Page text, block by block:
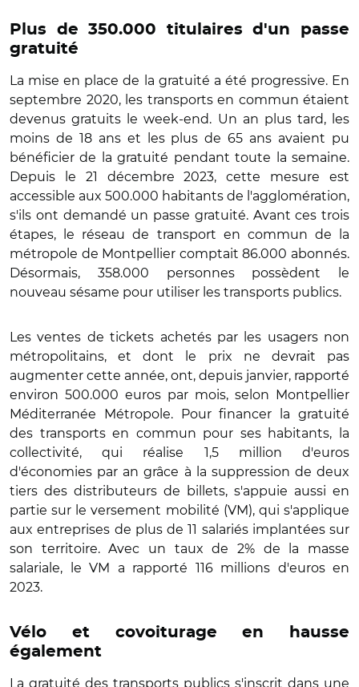
Plus de 350.000 titulaires d'un passe
gratuité
La mise en place de la gratuité a été progressive. En
septembre 2020, les transports en commun étaient
devenus gratuits le week-end. Un an plus tard, les
moins de 18 ans et les plus de 65 ans avaient pu
bénéficier de la gratuité pendant toute la semaine.
Depuis le 21 décembre 2023, cette mesure est
accessible aux 500.000 habitants de l'agglomération,
s'ils ont demandé un passe gratuité. Avant ces trois
étapes, le réseau de transport en commun de la
métropole de Montpellier comptait 86.000 abonnés.
Désormais, 358.000 personnes possèdent le
nouveau sésame pour utiliser les transports publics.
Les ventes de tickets achetés par les usagers non
métropolitains, et dont le prix ne devrait pas
augmenter cette année, ont, depuis janvier, rapporté
environ 500.000 euros par mois, selon Montpellier
Méditerranée Métropole. Pour financer la gratuité
des transports en commun pour ses habitants, la
collectivité, qui réalise 1,5 million d'euros
d'économies par an grâce à la suppression de deux
tiers des distributeurs de billets, s'appuie aussi en
partie sur le versement mobilité (VM), qui s'applique
aux entreprises de plus de 11 salariés implantées sur
son territoire. Avec un taux de 2% de la masse
salariale, le VM a rapporté 116 millions d'euros en
2023.
Vélo et covoiturage en hausse
également
La gratuité des transports publics s'inscrit dans une